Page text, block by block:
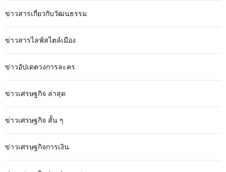
ข่าวสารเกี่ยวกับวัฒนธรรม
ข่าวสารไลฟ์สไตล์เมือง
ข่าวอัปเดตวงการละคร
ข่าวเศรษฐกิจ ล่าสุด
ข่าวเศรษฐกิจ สั้น ๆ
ข่าวเศรษฐกิจการเงิน